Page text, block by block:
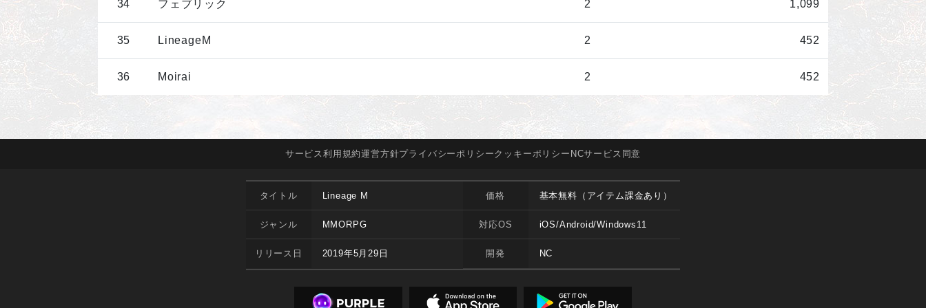
34 フェブリック 2 1,099
35 LineageM 2 452
36 Moirai 2 452
サービス 利用規約運営方針プライバシー ポリシークッキー ポリシー NCサービス 同意
タイトル Lineage M
ジャンル MMORPG
リリース日 2019年5月29日
価格 基本無料（アイテム課金あり）
対応OS iOS/Android/Windows11
開発 NC